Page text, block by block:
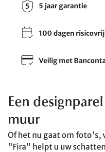
5 jaar garantie
100 dagen
Veilig met
Een
muur
Of het nu gaat om foto's,
"Fira" helpt u uw